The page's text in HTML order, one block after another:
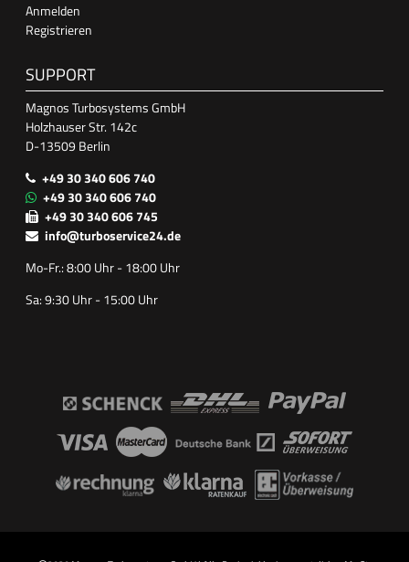
Anmelden
Registrieren
SUPPORT
Magnos Turbosystems GmbH
Holzhauser Str. 142c
D-13509 Berlin
+49 30 340 606 740
+49 30 340 606 740
+49 30 340 606 745
info@turboservice24.de
Mo-Fr.: 8:00 Uhr - 18:00 Uhr
Sa: 9:30 Uhr - 15:00 Uhr